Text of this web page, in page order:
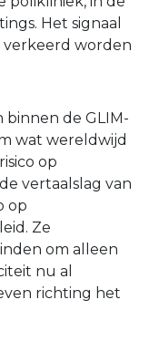
Het signaal
verkeerd worden
binnen de GLIM-
wat wereldwijd
op
vertaalslag van
op
Ze
om alleen
nu al
richting het